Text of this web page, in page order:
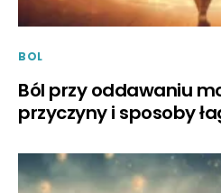
BOL
Ból przy oddawaniu
przyczyny i sposoby